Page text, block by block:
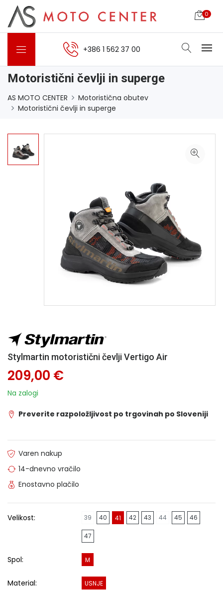
0
+386 1 562 37 00
Motoristični čevlji in superge
AS MOTO CENTER
Motoristična obutev
Motoristični čevlji in superge
Stylmartin motoristični čevlji Vertigo Air
209,00 €
Na zalogi
Preverite razpoložljivost po trgovinah po Sloveniji
Varen nakup
14-dnevno vračilo
Enostavno plačilo
Velikost: 39 40 41 42 43 44 45 46
47
Spol: M
Material: USNJE